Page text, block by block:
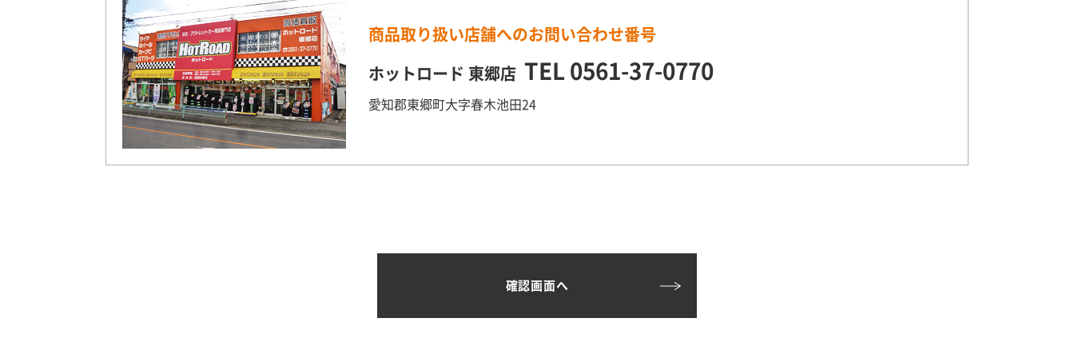
商品取り扱い店舗へのお問い合わせ番号
ホットロード 東郷店 TEL 0561-37-0770
愛知郡東郷町大字春木池田24